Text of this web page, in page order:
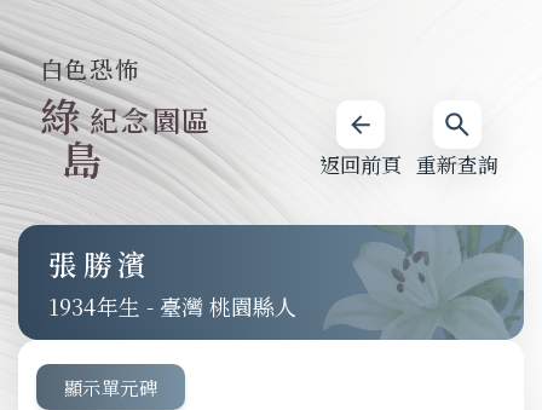
重新查詢
返回前頁
白色恐怖
綠
島
紀念園區
張勝濱
1934 - 臺灣 桃園縣人
顯示單元碑